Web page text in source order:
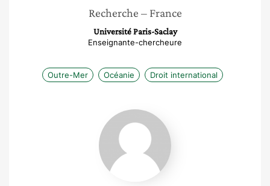
Recherche – France
Université Paris-Saclay
Enseignante-chercheure
Outre-Mer Océanie Droit international
Guigone
Camus